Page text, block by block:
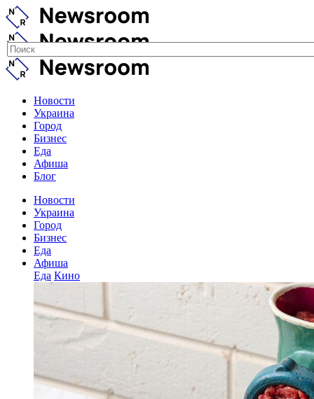
Новости
Украина
Город
Бизнес
Еда
Афиша
Блог
Новости
Украина
Город
Бизнес
Еда
Афиша
Еда Кино